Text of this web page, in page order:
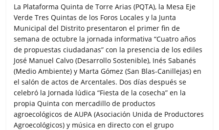
c
e
b
o
k
i
t
t
e
a
t
s
A
p
a
i
l
m
p
a
r
i
r
La Plataforma Quinta de Torre Arias (PQTA), la Mesa Eje
Verde Tres Quintas de los Foros Locales y la Junta
Municipal del Distrito presentaron el primer fin de
semana de octubre la jornada informativa “Cuatro años
de propuestas ciudadanas” con la presencia de los ediles
José Manuel Calvo (Desarrollo Sostenible), Inés Sabanés
(Medio Ambiente) y Marta Gómez (San Blas-Canillejas) en
el salón de actos de Arcentales. Dos días después se
celebró la Jornada lúdica “Fiesta de la cosecha” en la
propia Quinta con mercadillo de productos
agroecológicos de AUPA (Asociación Unida de Productores
Agroecológicos) y música en directo con el grupo